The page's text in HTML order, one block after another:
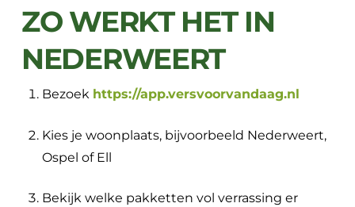
ZO WERKT HET IN
NEDERWEERT
Bezoek https://app.versvoorvandaag.nl
Kies je woonplaats, bijvoorbeeld Nederweert,
Ospel of Ell
Bekijk welke pakketten vol verrassing er